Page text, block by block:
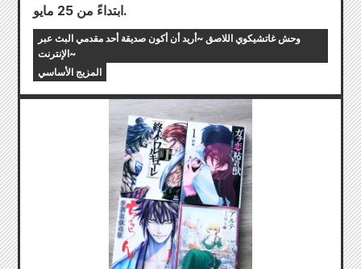
ابتداءً من 25 مايو.
وحش غاتشيكوي اللاصق ~أريد أن أكون صديقة أحد مقدمي البث عبر
الإنترنت~
المزيج الأساسي